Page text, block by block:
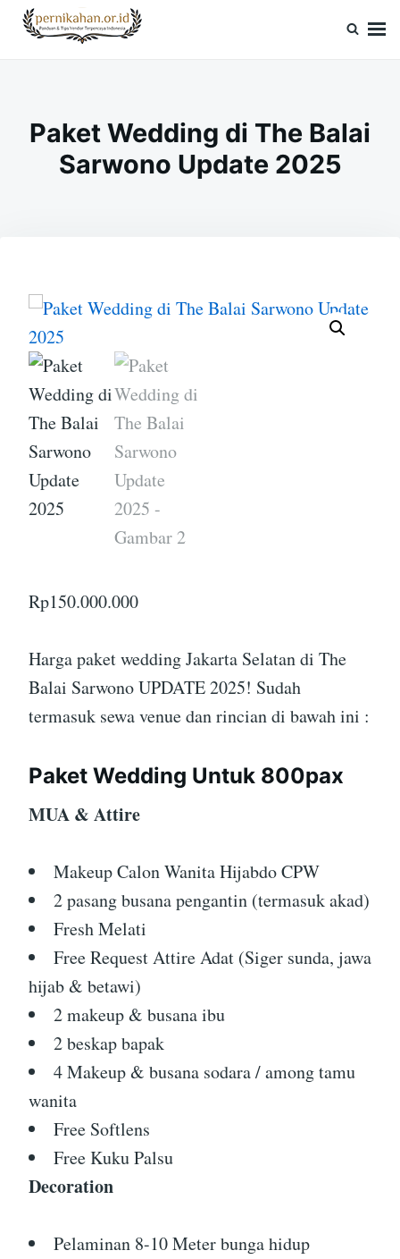
SkipSearch
for:
Paket Wedding di The Balai
Sarwono Update 2025
Rp150.000.000
Harga paket wedding Jakarta Selatan di The
Balai Sarwono UPDATE 2025! Sudah
termasuk sewa venue dan rincian di bawah ini :
Paket Wedding Untuk 800pax
MUA & Attire
Makeup Calon Wanita Hijabdo CPW
2 pasang busana pengantin (termasuk akad)
Fresh Melati
Free Request Attire Adat (Siger sunda, jawa
hijab & betawi)
2 makeup & busana ibu
2 beskap bapak
4 Makeup & busana sodara / among tamu
wanita
Free Softlens
Free Kuku Palsu
Decoration
Pelaminan 8-10 Meter bunga hidup